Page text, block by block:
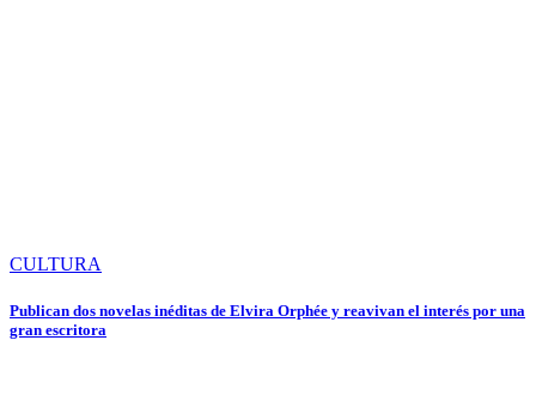
CULTURA
Publican dos novelas inéditas de Elvira Orphée y reavivan el interés por una
gran escritora